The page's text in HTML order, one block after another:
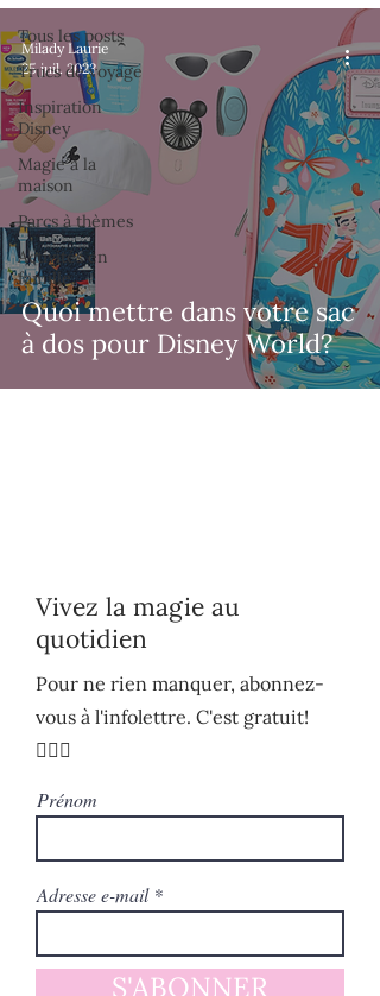
Tous les posts
Trucs de voyage
Inspiration
Disney
Magie à la
maison
Parcs à thèmes
Activités en
famille
Quoi mettre dans votre sac
à dos pour Disney World?
Milady Laurie
25 juil. 2023
Vivez la magie au
quotidien
Pour ne rien manquer, abonnez-
vous à l'infolettre. C'est gratuit!
🧚🏻‍♀️
Prénom
Adresse e-mail
S'ABONNER